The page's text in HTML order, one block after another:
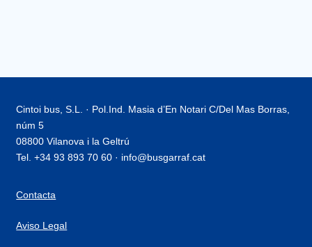
Cintoi bus, S.L. · Pol.Ind. Masia d’En Notari C/Del Mas Borras,
núm 5
08800 Vilanova i la Geltrú
Tel. +34 93 893 70 60 · info@busgarraf.cat
Contacta
Aviso Legal